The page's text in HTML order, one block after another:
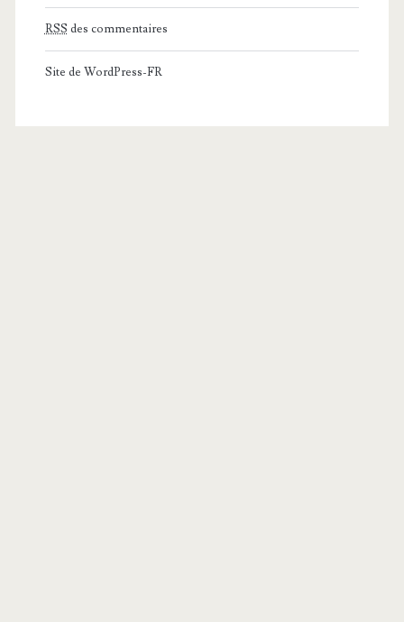
RSS des commentaires
Site de WordPress-FR